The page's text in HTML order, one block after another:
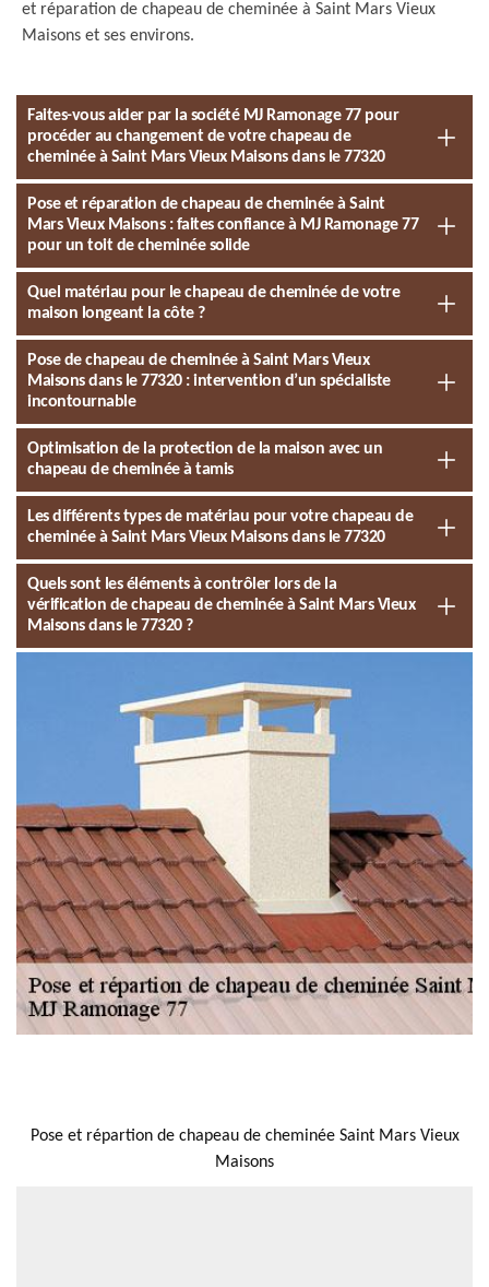
et réparation de chapeau de cheminée à Saint Mars Vieux
Maisons et ses environs.
Faites-vous aider par la société MJ Ramonage 77 pour
procéder au changement de votre chapeau de
cheminée à Saint Mars Vieux Maisons dans le 77320
Pose et réparation de chapeau de cheminée à Saint
Mars Vieux Maisons : faites confiance à MJ Ramonage 77
pour un toit de cheminée solide
Quel matériau pour le chapeau de cheminée de votre
maison longeant la côte ?
Pose de chapeau de cheminée à Saint Mars Vieux
Maisons dans le 77320 : intervention d’un spécialiste
incontournable
Optimisation de la protection de la maison avec un
chapeau de cheminée à tamis
Les différents types de matériau pour votre chapeau de
cheminée à Saint Mars Vieux Maisons dans le 77320
Quels sont les éléments à contrôler lors de la
vérification de chapeau de cheminée à Saint Mars Vieux
Maisons dans le 77320 ?
Pose et répartion de chapeau de cheminée Saint Mars Vieux
Maisons